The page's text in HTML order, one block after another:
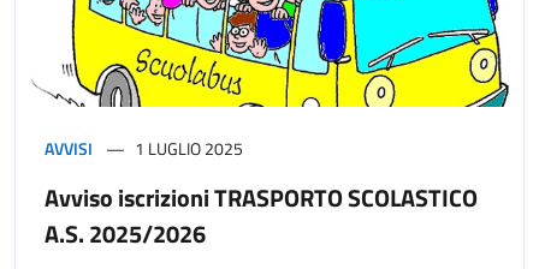
AVVISI 1 LUGLIO 2025
Avviso iscrizioni TRASPORTO SCOLASTICO
A.S. 2025/2026